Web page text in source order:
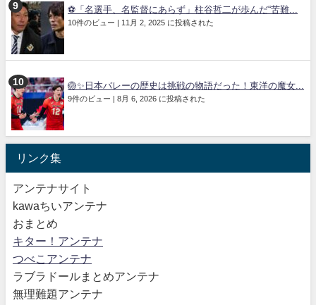
⚽「名選手、名監督にあらず」柱谷哲二が歩んだ“苦難...
10件のビュー | 11月 2, 2025 に投稿された
🏐✨日本バレーの歴史は挑戦の物語だった！東洋の魔女...
9件のビュー | 8月 6, 2026 に投稿された
リンク集
アンテナサイト
kawaちいアンテナ
おまとめ
キター！アンテナ
つべこアンテナ
ラブラドールまとめアンテナ
無理難題アンテナ